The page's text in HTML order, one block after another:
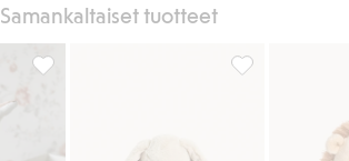
Samankaltaiset tuotteet